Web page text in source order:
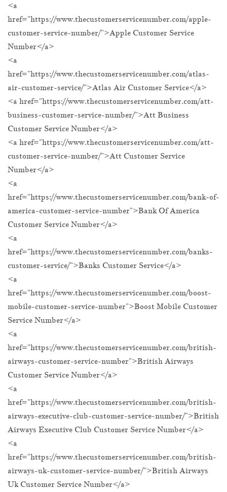
<a
href="https://www.thecustomerservicenumber.com/apple-
customer-service-number/">Apple Customer Service
Number</a>
<a
href="https://www.thecustomerservicenumber.com/atlas-
air-customer-service/">Atlas Air Customer Service</a>
<a href="https://www.thecustomerservicenumber.com/att-
business-customer-service-number/">Att Business
Customer Service Number</a>
<a href="https://www.thecustomerservicenumber.com/att-
customer-service-number/">Att Customer Service
Number</a>
<a
href="https://www.thecustomerservicenumber.com/bank-of-
america-customer-service-number">Bank Of America
Customer Service Number</a>
<a
href="https://www.thecustomerservicenumber.com/banks-
customer-service/">Banks Customer Service</a>
<a
href="https://www.thecustomerservicenumber.com/boost-
mobile-customer-service-number">Boost Mobile Customer
Service Number</a>
<a
href="https://www.thecustomerservicenumber.com/british-
airways-customer-service-number">British Airways
Customer Service Number</a>
<a
href="https://www.thecustomerservicenumber.com/british-
airways-executive-club-customer-service-number/">British
Airways Executive Club Customer Service Number</a>
<a
href="https://www.thecustomerservicenumber.com/british-
airways-uk-customer-service-number/">British Airways
Uk Customer Service Number</a>